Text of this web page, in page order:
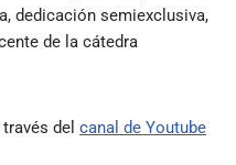
dedicación semiexclusiva,
de la cátedra
del canal de Youtube